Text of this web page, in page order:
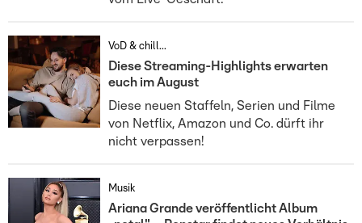
VoD & chill...
Diese Streaming-Highlights erwarten
euch im August
Diese neuen Staffeln, Serien und Filme
von Netflix, Amazon und Co. dürft ihr
nicht verpassen!
Musik
Ariana Grande veröffentlicht Album